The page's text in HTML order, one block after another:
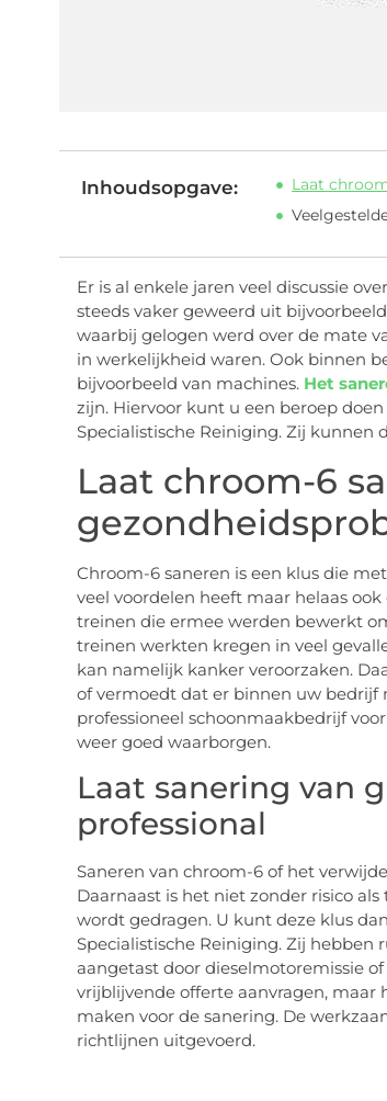
Inhoudsopgave:
Laat
Er is al enkele jaren veel discussie
steeds vaker geweerd uit
waarbij gelogen werd over de mate
in werkelijkheid waren. Ook binnen
bijvoorbeeld van machines. Het
zijn. Hiervoor kunt u een beroep
Specialistische Reiniging. Zij kunnen
Laat chroom-6
Chroom-6 saneren is een klus die
veel voordelen heeft maar helaas
treinen die ermee werden bewerkt
treinen werkten kregen in veel
kan namelijk kanker veroorzaken.
of vermoedt dat er binnen uw bedrijf
professioneel schoonmaakbedrijf
weer goed waarborgen.
Laat sanering van
professional
Saneren van chroom-6 of het
Daarnaast is het niet zonder risico
wordt gedragen. U kunt deze klus
Specialistische Reiniging. Zij
aangetast door dieselmotoremissie
vrijblijvende offerte aanvragen, maar
maken voor de sanering. De
richtlijnen uitgevoerd.